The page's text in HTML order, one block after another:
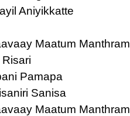
Aniyikkatte
Maatum Manthram
Pamapa
Sanisa
Maatum Manthram